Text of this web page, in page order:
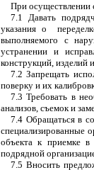
При осуществлении
7.1 Давать
указания о
выполняемого с
устранении и
конструкций, изделий
7.2 Запрещать
поверку и их
7.3 Требовать в
анализов, съемок и
7.4 Обращаться в
специализированные
объекта к приемке в
подрядной
7.5 Вносить